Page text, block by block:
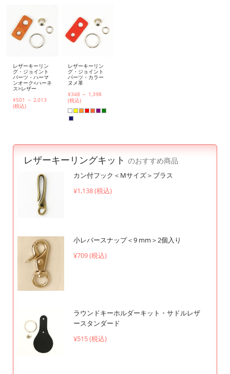
レザーキーリン
グ・ジョイント
パーツ・ハーマ
ンオーク<ハーネ
ス>レザー
¥501 ～ 2,013
(税込)
レザーキーリン
グ・ジョイント
パーツ・カラー
ヌメ革
¥348 ～ 1,398
(税込)
レザーキーリングキット のおすすめ商品
カン付フック＜Mサイズ＞ブラス
¥1,138 (税込)
小レバースナップ＜9 mm＞2個入り
¥709 (税込)
ラウンドキーホルダーキット・サドルレザ
ースタンダード
¥515 (税込)